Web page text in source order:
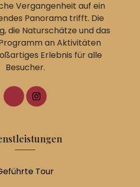
Vergangenheit auf ein
Panorama trifft. Die
die Naturschätze und das
an Aktivitäten
Erlebnis für alle
Besucher.
Tour